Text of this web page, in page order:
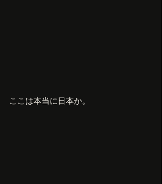
ここは本当に日本か。